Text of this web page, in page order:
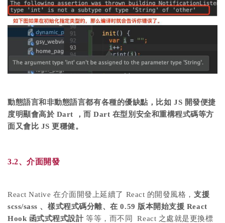
動態語言和非動態語言都有各種的優缺點，比如 JS 開發便捷
度明顯會高於 Dart ，而 Dart 在型別安全和重構程式碼等方
面又會比 JS 更穩健。
3.2、介面開發
React Native 在介面開發上延續了 React 的開發風格，支援
scss/sass 、樣式程式碼分離、在 0.59 版本開始支援 React
Hook 函式式程式設計等等，而不同 React 之處就是更換標